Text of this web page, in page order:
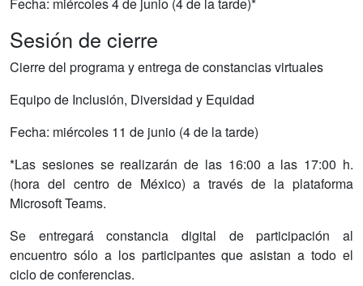
Sesión de cierre
Cierre del programa y entrega de constancias virtuales
Equipo de Inclusión, Diversidad y Equidad
Fecha: miércoles 11 de junio (4 de la tarde)
*Las sesiones se realizarán de las 16:00 a las 17:00 h.
(hora del centro de México) a través de la plataforma
Microsoft Teams.
Se entregará constancia digital de participación al
encuentro sólo a los participantes que asistan a todo el
ciclo de conferencias.